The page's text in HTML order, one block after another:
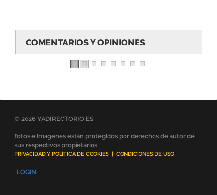
COMENTARIOS Y OPINIONES
© 2026 YADIRECTORIO.ES
fotos e imágenes están protegidos por derechos de autor de
sus respectivos propietarios
PRIVACIDAD Y POLÍTICA DE COOKIES | CONDICIONES DE USO
LOGIN